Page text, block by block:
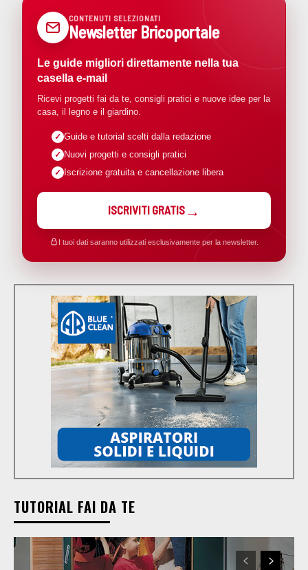
CONTENUTI SELEZIONATI
Newsletter Bricoportale
Le guide migliori direttamente nella tua
casella e-mail
Ricevi progetti fai da te, consigli pratici e nuove idee per la
casa, il legno e il giardino.
Guide e tutorial scelti dalla redazione
Nuovi progetti e consigli pratici
Iscrizione gratuita e cancellazione libera
ISCRIVITI GRATIS
I tuoi dati saranno utilizzati esclusivamente per la newsletter.
TUTORIAL FAI DA TE